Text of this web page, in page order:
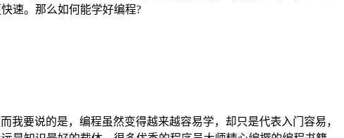
速。那么如何能学好编程?
我要说的是，编程虽然变得越来越容易学，却只是代表入门容易，